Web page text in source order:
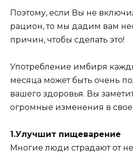
Поэтому, если Вы не
рацион, то мы дадим вам
причин, чтобы сделать это!
Употребление имбиря
месяца может быть очень
вашего здоровья. Вы
огромные изменения в
1.Улучшит пищеварение
Многие люди страдают от